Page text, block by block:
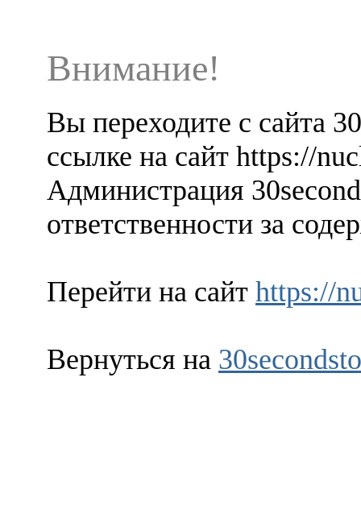
Внимание!
Вы переходите с сайта
ссылке на сайт https://
Администрация
ответственности за
Перейти на сайт https://
Вернуться на